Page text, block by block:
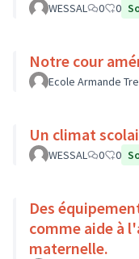
WESSAL 0 0
Notre cour
Ecole Armande
Un climat
WESSAL 0 0
Des équipements
comme aide à
maternelle.